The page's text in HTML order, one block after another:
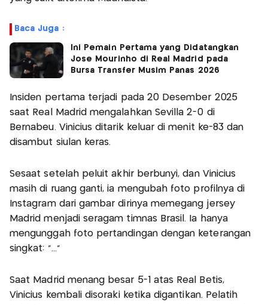
Baca Juga :
Ini Pemain Pertama yang Didatangkan
Jose Mourinho di Real Madrid pada
Bursa Transfer Musim Panas 2026
Insiden pertama terjadi pada 20 Desember 2025
saat Real Madrid mengalahkan Sevilla 2-0 di
Bernabeu. Vinicius ditarik keluar di menit ke-83 dan
disambut siulan keras.
Sesaat setelah peluit akhir berbunyi, dan Vinicius
masih di ruang ganti, ia mengubah foto profilnya di
Instagram dari gambar dirinya memegang jersey
Madrid menjadi seragam timnas Brasil. Ia hanya
mengunggah foto pertandingan dengan keterangan
singkat: "..."
Saat Madrid menang besar 5-1 atas Real Betis,
Vinicius kembali disoraki ketika digantikan. Pelatih